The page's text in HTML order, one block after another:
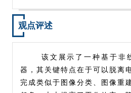
观点评述
该文展示了一种基于非
器，其关键特点在于可以脱离
完成类似于图像分类、图像重